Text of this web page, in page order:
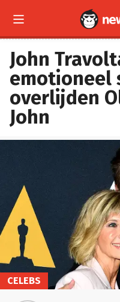

John
emotioneel
overlijden
John
CELEBS